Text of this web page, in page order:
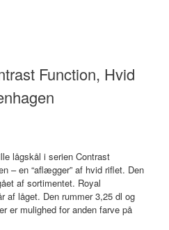
Function, Hvid
lågskål i serien Contrast
– en “aflægger” af hvid riflet. Den
af sortimentet. Royal
af låget. Den rummer 3,25 dl og
er mulighed for anden farve på